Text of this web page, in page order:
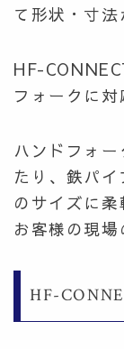
て形状・寸法
HF-
フォークに対
ハンドフォ
たり、鉄パ
のサイズに
お客様の現場
HF-